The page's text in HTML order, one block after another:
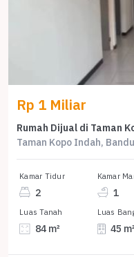
Rp 1 Miliar
Taman Kopo Indah,
Kamar Tidur
2
Kamar
1
Luas Tanah
84 m²
Luas
45 m²